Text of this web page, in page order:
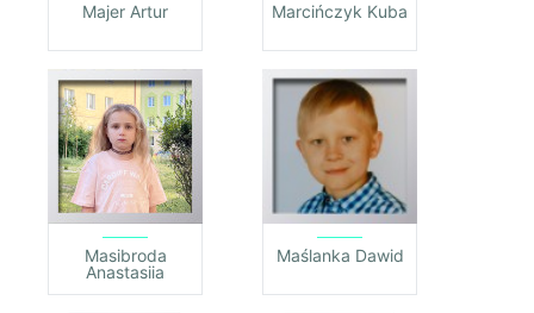
Majer Artur Marcińczyk Kuba
Masibroda
Anastasiia
Maślanka Dawid